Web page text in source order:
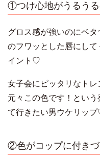
①つけ心地がうるう
グロス感が強いのにベ
のフワッとした唇にし
イント♡
女子会にピッタリなトレ
元々この色です！とい
て行きたい男ウケリップ
②色がコップに付き